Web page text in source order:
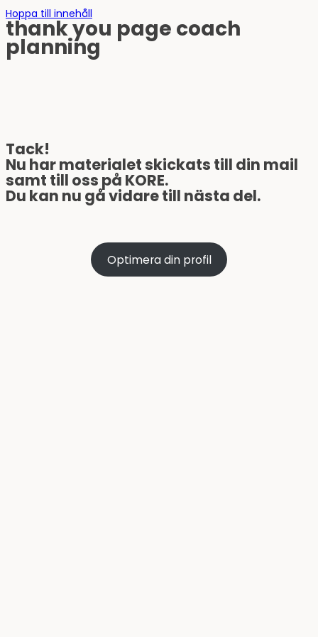
Hoppa till innehåll
thank you page coach
planning
Tack!
Nu har materialet skickats till din mail
samt till oss på KORE.
Du kan nu gå vidare till nästa del.
Optimera din profil